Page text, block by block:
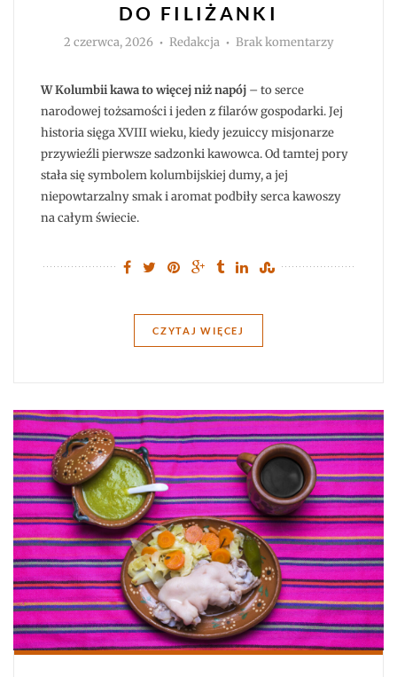
DO FILIŻANKI
2 czerwca, 2026 Autor
Redakcja Brak komentarzydo
plantacji
do
filiżanki
W Kolumbii kawa to więcej niż napój – to serce
narodowej tożsamości i jeden z filarów gospodarki. Jej
historia sięga XVIII wieku, kiedy jezuiccy misjonarze
przywieźli pierwsze sadzonki kawowca. Od tamtej pory
stała się symbolem kolumbijskiej dumy, a jej
niepowtarzalny smak i aromat podbiły serca kawoszy
na całym świecie.
CZYTAJ WIĘCEJ